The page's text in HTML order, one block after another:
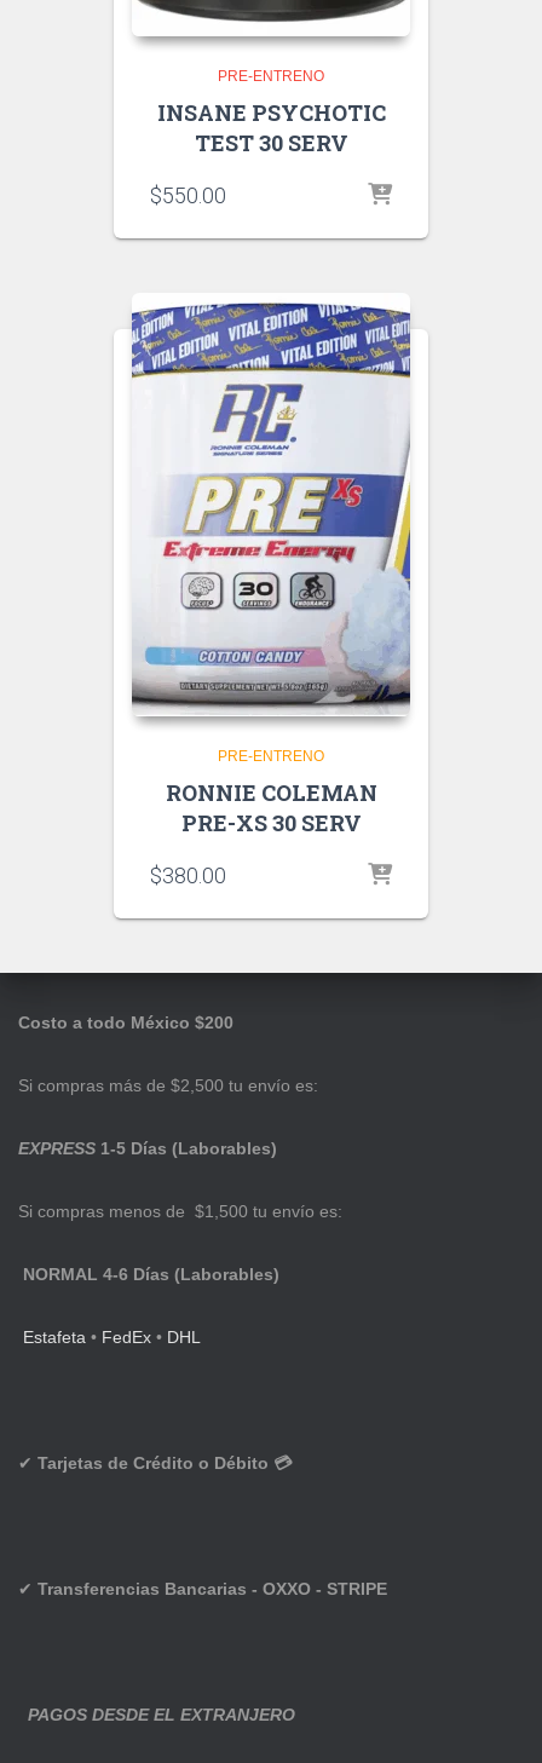
PRE-ENTRENO
INSANE PSYCHOTIC
TEST 30 SERV
$550.00
PRE-ENTRENO
RONNIE COLEMAN
PRE-XS 30 SERV
$380.00
Costo a todo México $200
Si compras más de $2,500 tu envío es:
EXPRESS 1-5 Días (Laborables)
Si compras menos de $1,500 tu envío es:
NORMAL 4-6 Días (Laborables)
Estafeta • FedEx • DHL
✔ Tarjetas de Crédito o Débito 💳
✔ Transferencias Bancarias - OXXO - STRIPE
PAGOS DESDE EL EXTRANJERO